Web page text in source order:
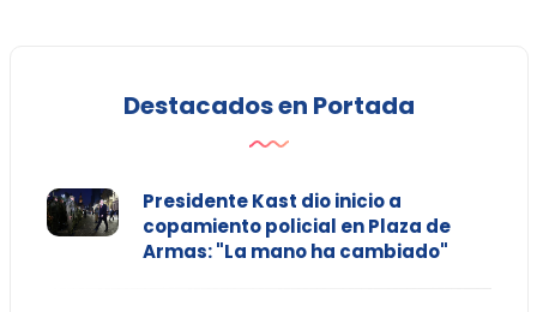
Destacados en Portada
Presidente Kast dio inicio a
copamiento policial en Plaza de
Armas: "La mano ha cambiado"